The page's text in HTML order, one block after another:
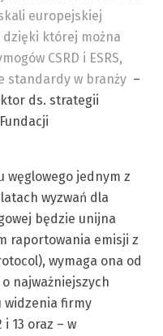
europejskiej
dzięki której można
CSRD i ESRS,
standardy w branży –
ds. strategii
węglowego jednym z
wyzwań dla
będzie unijna
raportowania emisji z
wymaga ona od
najważniejszych
widzenia firmy
13 oraz – w